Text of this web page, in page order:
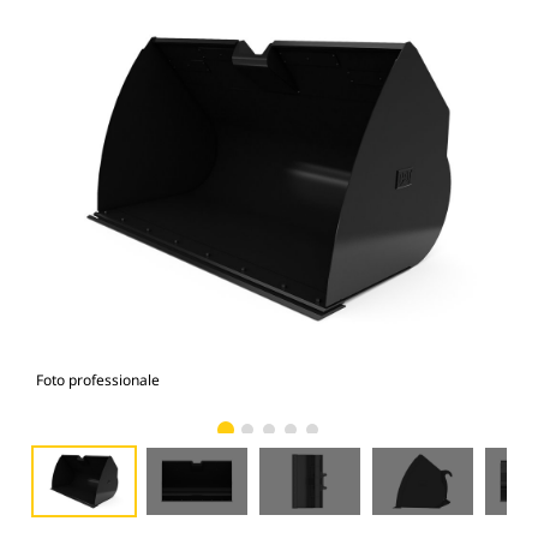
Foto professionale